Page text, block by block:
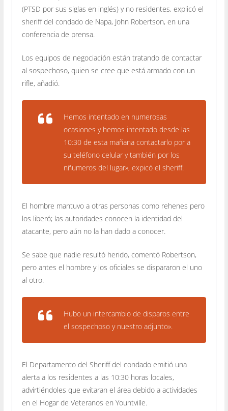
(PTSD por sus siglas en inglés) y no residentes, explicó el
sheriff del condado de Napa, John Robertson, en una
conferencia de prensa.
Los equipos de negociación están tratando de contactar
al sospechoso, quien se cree que está armado con un
rifle, añadió.
Hemos intentado en numerosas
ocasiones y hemos intentado desde las
10:30 de esta mañana contactarlo por a
su teléfono celular y también por los
nñumeros del lugar», expicó el sheriff.
El hombre mantuvo a otras personas como rehenes pero
los liberó; las autoridades conocen la identidad del
atacante, pero aún no la han dado a conocer.
Se sabe que nadie resultó herido, comentó Robertson,
pero antes el hombre y los oficiales se dispararon el uno
al otro.
Hubo un intercambio de disparos entre
el sospechoso y nuestro adjunto».
El Departamento del Sheriff del condado emitió una
alerta a los residentes a las 10:30 horas locales,
advirtiéndoles que evitaran el área debido a actividades
en el Hogar de Veteranos en Yountville.